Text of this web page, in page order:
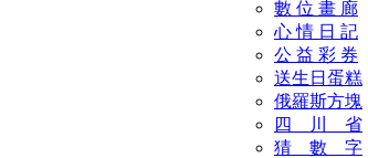
數 位 畫 廊
心 情 日 記
公 益 彩 券
送生日蛋糕
俄羅斯方塊
四 川 省
猜 數 字